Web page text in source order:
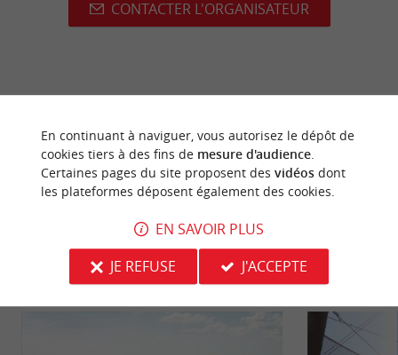
CONTACTER L'ORGANISATEUR
Source : Sirtaqui-Crédit photo :la_petite_bertCharlotte
Bertonneau -CC BY-NC-ND 4.0
NOUS AVONS TESTÉPOUR VOUS
En continuant à naviguer, vous autorisez le dépôt de
cookies tiers à des fins de mesure d'audience.
Certaines pages du site proposent des vidéosdont
les plateformes déposent également des cookies.
EN SAVOIR PLUS
JE REFUSE
J'ACCEPTE